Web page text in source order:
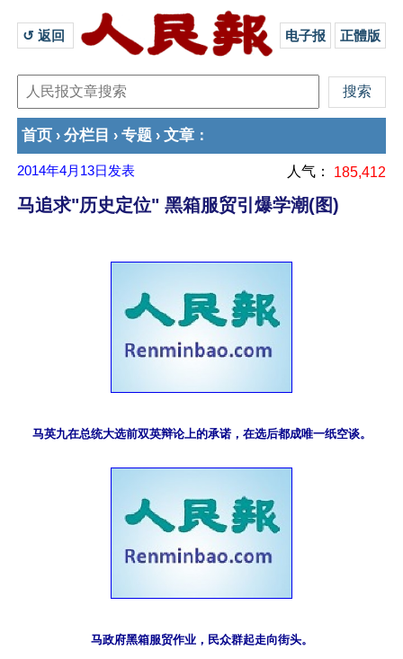
↺ 返回 电子报 正體版
首页 › 分栏目 › 专题 › 文章 ：
2014年4月13日 发表 人气： 185,412
马追求"历史定位" 黑箱服贸引爆学潮(图)
马英九在总统大选前双英辩论上的承诺，在选后都成唯一纸空谈。
马政府黑箱服贸作业，民众群起走向街头。